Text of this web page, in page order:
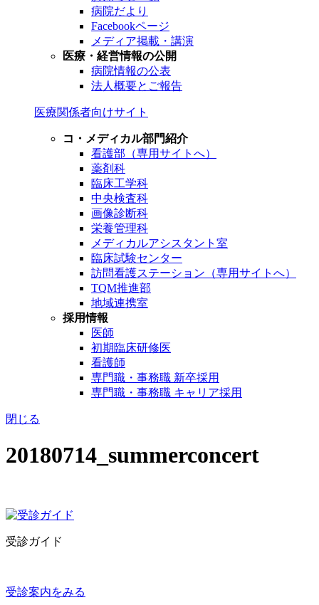
病院だより
Facebookページ
メディア掲載・講演
医療・経営情報の公開
病院情報の公表
法人概要とご報告
医療関係者向けサイト
コ・メディカル部門紹介
看護部（専用サイトへ）
薬剤科
臨床工学科
中央検査科
画像診断科
栄養管理科
メディカルアシスタント室
臨床試験センター
訪問看護ステーション（専用サイトへ）
TQM推進部
地域連携室
採用情報
医師
初期臨床研修医
看護師
専門職・事務職 新卒採用
専門職・事務職 キャリア採用
閉じる
20180714_summerconcert
受診ガイド
受診案内をみる